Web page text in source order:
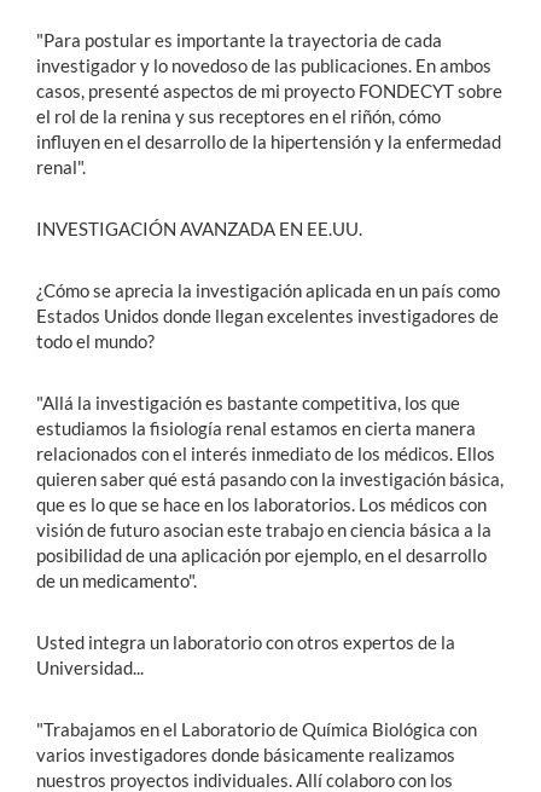
"Para postular es importante la trayectoria de cada
investigador y lo novedoso de las publicaciones. En ambos
casos, presenté aspectos de mi proyecto FONDECYT sobre
el rol de la renina y sus receptores en el riñón, cómo
influyen en el desarrollo de la hipertensión y la enfermedad
renal".
INVESTIGACIÓN AVANZADA EN EE.UU.
¿Cómo se aprecia la investigación aplicada en un país como
Estados Unidos donde llegan excelentes investigadores de
todo el mundo?
"Allá la investigación es bastante competitiva, los que
estudiamos la fisiología renal estamos en cierta manera
relacionados con el interés inmediato de los médicos. Ellos
quieren saber qué está pasando con la investigación básica,
que es lo que se hace en los laboratorios. Los médicos con
visión de futuro asocian este trabajo en ciencia básica a la
posibilidad de una aplicación por ejemplo, en el desarrollo
de un medicamento".
Usted integra un laboratorio con otros expertos de la
Universidad...
"Trabajamos en el Laboratorio de Química Biológica con
varios investigadores donde básicamente realizamos
nuestros proyectos individuales. Allí colaboro con los